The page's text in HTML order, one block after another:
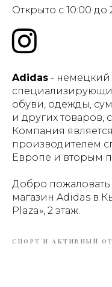
Открыто с 10:00 до
Adidas -
обуви, одежды,
и других товаров,
Компания
производителем
Европе и вторым
Добро
магазин Adidas в
Plaza», 2 этаж.
СПОРТ И АКТИВНЫЙ